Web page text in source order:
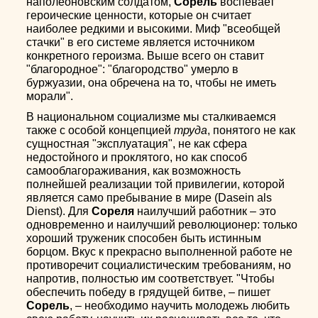
героические ценности, которые он считает
наиболее редкими и высокими. Миф "всеобщей
стачки" в его системе является источником
конкретного героизма. Выше всего он ставит
"благородное": "благородство" умерло в
буржуазии, она обречена на то, чтобы не иметь
морали".
В национальном социализме мы сталкиваемся
также с особой концепциейтруда, понятого не как
сущностная "эксплуатация", не как сфера
недостойного и проклятого, но как способ
самооблагораживания, как возможность
полнейшей реализации той привилегии, которой
является само пребывание в мире (Dasein als
Dienst). ДляСореля наилучший работник – это
одновременно и наилучший революционер: только
хороший труженик способен быть истинным
борцом. Вкус к прекрасно выполненной работе не
противоречит социалистическим требованиям, но
напротив, полностью им соответствует. "Чтобы
обеспечить победу в грядущей битве, – пишет
Сорель, – необходимо научить молодежь любить